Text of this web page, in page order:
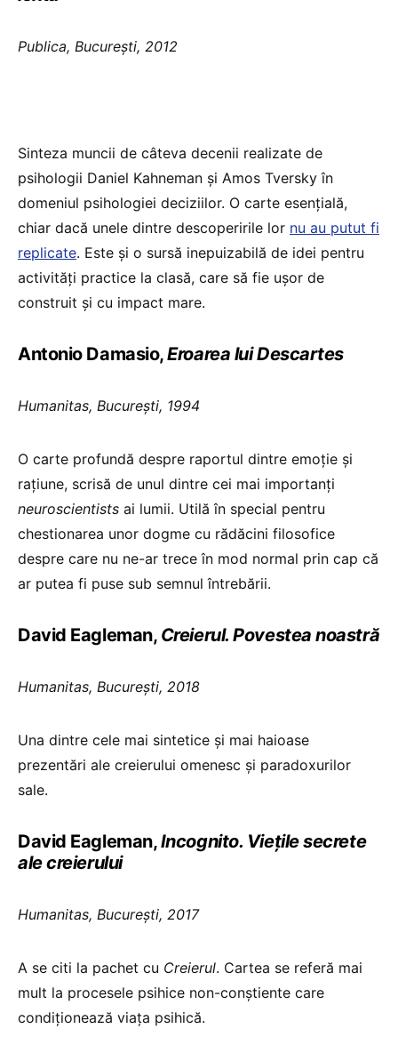
Publica, Bucureşti, 2012
Sinteza muncii de câteva decenii realizate de
psihologii Daniel Kahneman şi Amos Tversky în
domeniul psihologiei deciziilor. O carte esenţială,
chiar dacă unele dintre descoperirile lor nu au putut fi
replicate. Este şi o sursă inepuizabilă de idei pentru
activităţi practice la clasă, care să fie uşor de
construit şi cu impact mare.
Antonio Damasio,Eroarea lui Descartes
Humanitas, Bucureşti, 1994
O carte profundă despre raportul dintre emoţie şi
raţiune, scrisă de unul dintre cei mai importanţi
neuroscientists ai lumii. Utilă în special pentru
chestionarea unor dogme cu rădăcini filosofice
despre care nu ne-ar trece în mod normal prin cap că
ar putea fi puse sub semnul întrebării.
David Eagleman, Creierul. Povestea noastră
Humanitas, Bucureşti, 2018
Una dintre cele mai sintetice şi mai haioase
prezentări ale creierului omenesc şi paradoxurilor
sale.
David Eagleman,Incognito. Vieţile secrete
ale creierului
Humanitas, Bucureşti, 2017
A se citi la pachet cu Creierul. Cartea se referă mai
mult la procesele psihice non-conştiente care
condiţionează viaţa psihică.